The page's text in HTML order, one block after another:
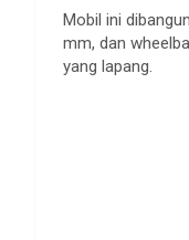
Mobil ini
mm, dan
yang lapang.